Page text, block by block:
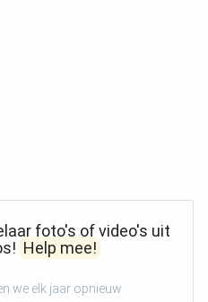
foto's of video's uit
Help mee!
we elk jaar opnieuw